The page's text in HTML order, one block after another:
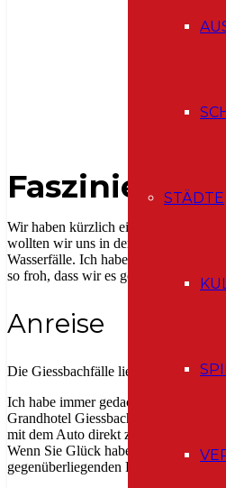
STÄDTE
Wir haben kürzlich eine
wollten wir uns in der näheren
Wasserfälle. Ich habe es schon
so froh, dass wir es getan haben,
Anreise
Die Giessbachfälle liegen auf der
Ich habe immer gedacht, dass man,
Grandhotel Giessbach (aber das
mit dem Auto direkt zum
Wenn Sie Glück haben, fährt ein
gegenüberliegenden Fahrer, dass ihr